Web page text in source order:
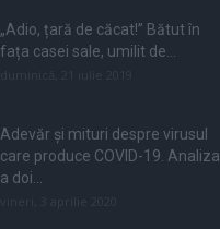
„Adio, țară de căcat!” Bătut în
fața casei sale, umilit de...
Adevăr și mituri despre virusul
care produce COVID-19. Analiza
a doi...